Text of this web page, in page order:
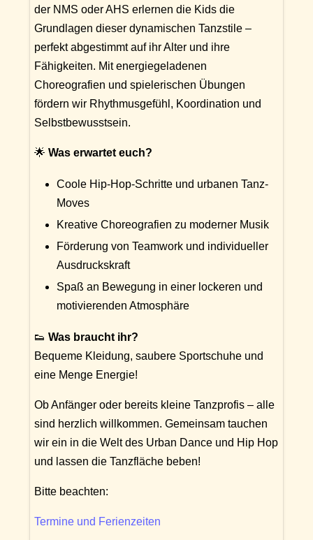
der NMS oder AHS erlernen die Kids die
Grundlagen dieser dynamischen Tanzstile –
perfekt abgestimmt auf ihr Alter und ihre
Fähigkeiten. Mit energiegeladenen
Choreografien und spielerischen Übungen
fördern wir Rhythmusgefühl, Koordination und
Selbstbewusstsein.
🌟 Was erwartet euch?
Coole Hip-Hop-Schritte und urbanen Tanz-
Moves
Kreative Choreografien zu moderner Musik
Förderung von Teamwork und individueller
Ausdruckskraft
Spaß an Bewegung in einer lockeren und
motivierenden Atmosphäre
👟 Was braucht ihr?
Bequeme Kleidung, saubere Sportschuhe und
eine Menge Energie!
Ob Anfänger oder bereits kleine Tanzprofis – alle
sind herzlich willkommen. Gemeinsam tauchen
wir ein in die Welt des Urban Dance und Hip Hop
und lassen die Tanzfläche beben!
Bitte beachten:
Termine und Ferienzeiten